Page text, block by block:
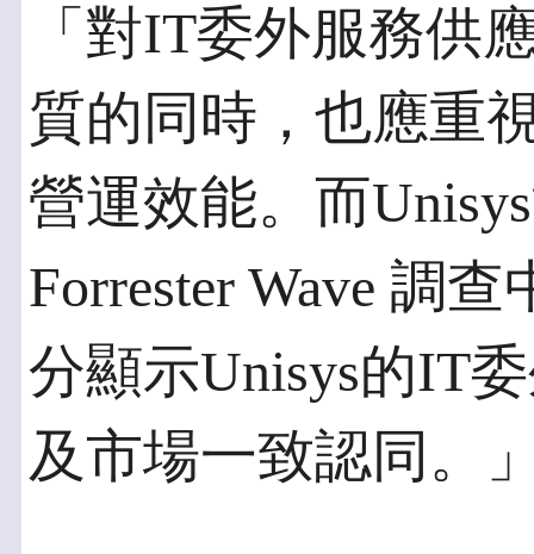
「對IT委外服務供
質的同時，也應重
營運效能。而
Forrester Wave 調
分顯示Unisys的IT
及市場一致認同。